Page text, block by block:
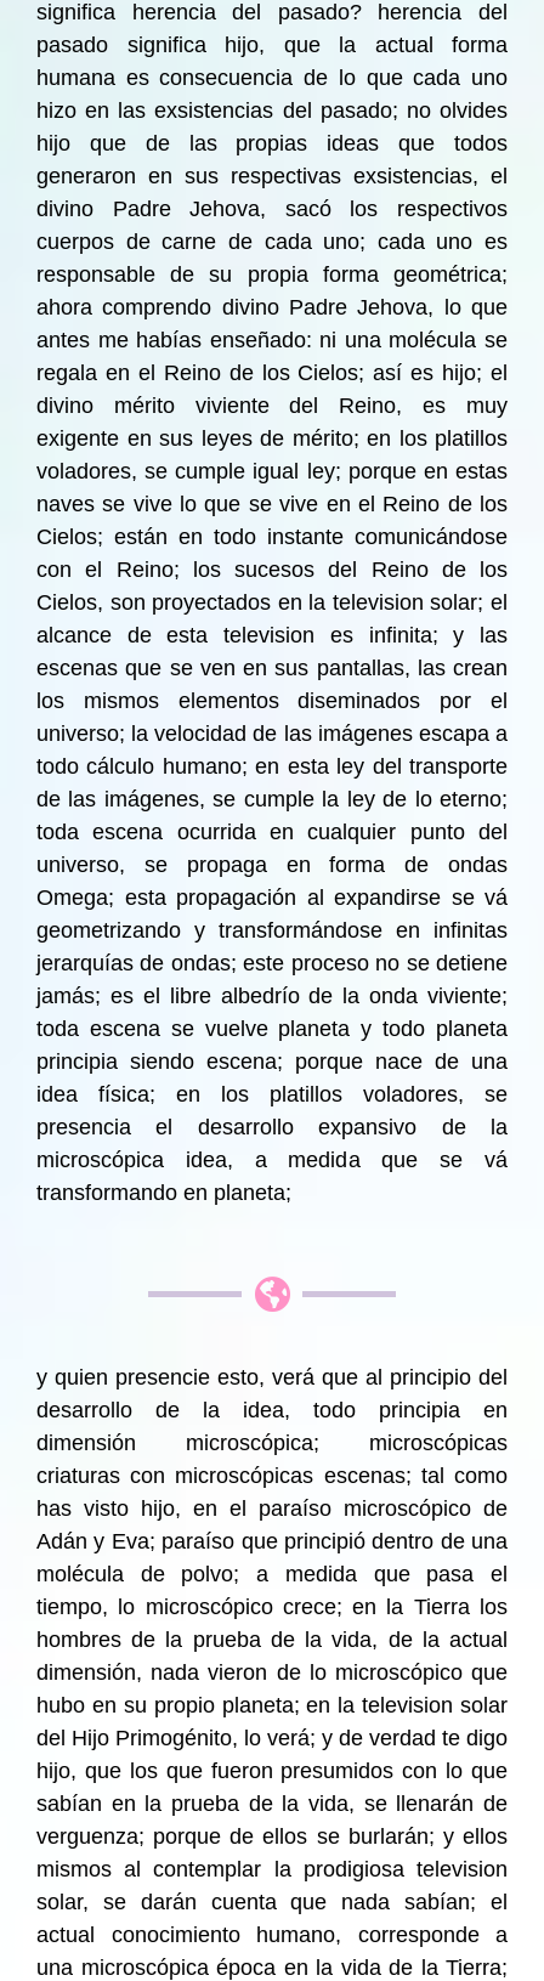
significa herencia del pasado? herencia del
pasado significa hijo, que la actual forma
humana es consecuencia de lo que cada uno
hizo en las exsistencias del pasado; no olvides
hijo que de las propias ideas que todos
generaron en sus respectivas exsistencias, el
divino Padre Jehova, sacó los respectivos
cuerpos de carne de cada uno; cada uno es
responsable de su propia forma geométrica;
ahora comprendo divino Padre Jehova, lo que
antes me habías enseñado: ni una molécula se
regala en el Reino de los Cielos; así es hijo; el
divino mérito viviente del Reino, es muy
exigente en sus leyes de mérito; en los platillos
voladores, se cumple igual ley; porque en estas
naves se vive lo que se vive en el Reino de los
Cielos; están en todo instante comunicándose
con el Reino; los sucesos del Reino de los
Cielos, son proyectados en la television solar; el
alcance de esta television es infinita; y las
escenas que se ven en sus pantallas, las crean
los mismos elementos diseminados por el
universo; la velocidad de las imágenes escapa a
todo cálculo humano; en esta ley del transporte
de las imágenes, se cumple la ley de lo eterno;
toda escena ocurrida en cualquier punto del
universo, se propaga en forma de ondas
Omega; esta propagación al expandirse se vá
geometrizando y transformándose en infinitas
jerarquías de ondas; este proceso no se detiene
jamás; es el libre albedrío de la onda viviente;
toda escena se vuelve planeta y todo planeta
principia siendo escena; porque nace de una
idea física; en los platillos voladores, se
presencia el desarrollo expansivo de la
microscópica idea, a medida que se vá
transformando en planeta;
y quien presencie esto, verá que al principio del
desarrollo de la idea, todo principia en
dimensión microscópica; microscópicas
criaturas con microscópicas escenas; tal como
has visto hijo, en el paraíso microscópico de
Adán y Eva; paraíso que principió dentro de una
molécula de polvo; a medida que pasa el
tiempo, lo microscópico crece; en la Tierra los
hombres de la prueba de la vida, de la actual
dimensión, nada vieron de lo microscópico que
hubo en su propio planeta; en la television solar
del Hijo Primogénito, lo verá; y de verdad te digo
hijo, que los que fueron presumidos con lo que
sabían en la prueba de la vida, se llenarán de
verguenza; porque de ellos se burlarán; y ellos
mismos al contemplar la prodigiosa television
solar, se darán cuenta que nada sabían; el
actual conocimiento humano, corresponde a
una microscópica época en la vida de la Tierra;